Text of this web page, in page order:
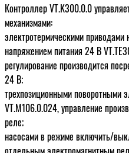
Контроллер VT.K300.0.0
механизмами:
электротермическими приводами
напряжением питания 24 В
регулирование производится
24 В;
трехпозиционными поворотными
VT.M106.0.024, управление
реле;
насосами в режиме включить/